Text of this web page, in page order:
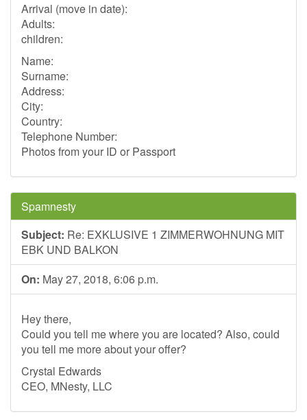
Arrival (move in date):
Adults:
children:
Name:
Surname:
Address:
City:
Country:
Telephone Number:
Photos from your ID or Passport
Spamnesty
Subject: Re: EXKLUSIVE 1 ZIMMERWOHNUNG MIT
EBK UND BALKON
On: May 27, 2018, 6:06 p.m.
Hey there,
Could you tell me where you are located? Also, could
you tell me more about your offer?
Crystal Edwards
CEO, MNesty, LLC